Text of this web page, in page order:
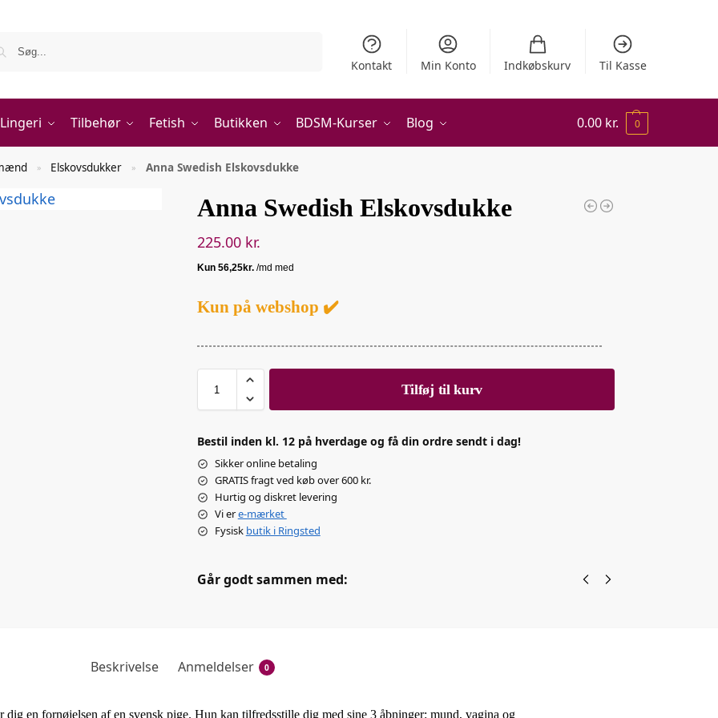
Kontakt Min Konto Indkøbskurv Til Kasse
Lingeri Tilbehør Fetish Butikken BDSM-Kurser Blog 0.00 kr. 0
» Elskovsdukker » Anna Swedish Elskovsdukke
Anna Swedish Elskovsdukke
225.00 kr.
Kun på webshop ✔️
Tilføj til kurv
Bestil inden kl. 12 på hverdage og få din ordre sendt i dag!
Sikker online betaling
GRATIS fragt ved køb over 600 kr.
Hurtig og diskret levering
Vi ere-mærket
Fysisk butik i Ringsted
Går godt sammen med:
Beskrivelse Anmeldelser 0
en fornøjelsen af en svensk pige. Hun kan tilfredsstille dig med sine 3 åbninger: mund, vagina og